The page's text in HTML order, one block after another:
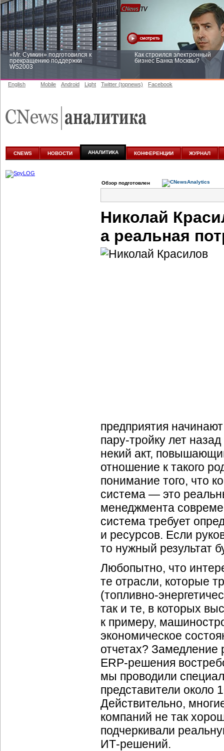
«Mr. Сумкин» подготовился к
прекращению поддержки
WS2003
Как строился электронный
бизнес Банка Москвы?
аналитике
English Mobile Android Light Twitter (topnews) Facebook
CNEWS НОВОСТИ АНАЛИТИКА КОНФЕРЕНЦИИ ЖУРНАЛ
Обзор подготовлен
Николай
а реальная
предприятия
пару-тройку лет
некий акт,
отношение к такого
понимание того, что
система — это
менеджмента
система требует
и ресурсов. Если
то нужный результат
Любопытно, что
те отрасли, которые
(топливно-
так и те, в которых
к примеру,
экономическое
отчетах? Замедление
ERP-решения
мы проводили
представители около
Действительно,
компаний не так
подчеркивали
ИТ-решений.